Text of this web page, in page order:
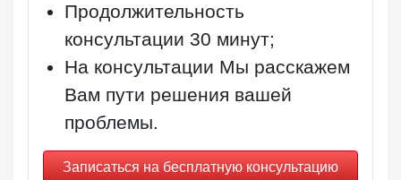
Продолжительность
консультации 30 минут;
На консультации Мы расскажем
Вам пути решения вашей
проблемы.
Записаться на бесплатную консультацию